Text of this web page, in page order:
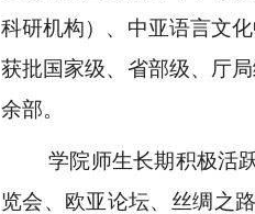
科研机构）、中亚语言文
获批国家级、省部级、厅
余部。
学院师生长期积极活
览会、欧亚论坛、丝绸之